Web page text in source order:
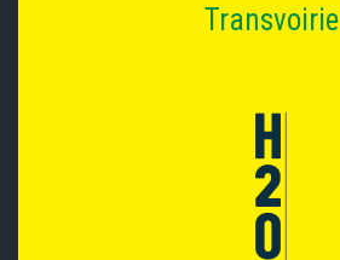
Transvoirie